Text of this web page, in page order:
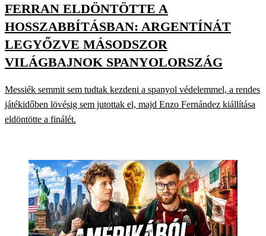
FERRAN ELDÖNTÖTTE A
HOSSZABBÍTÁSBAN: ARGENTÍNÁT
LEGYŐZVE MÁSODSZOR
VILÁGBAJNOK SPANYOLORSZÁG
Messiék semmit sem tudtak kezdeni a spanyol védelemmel, a rendes
játékidőben lövésig sem jutottak el, majd Enzo Fernández kiállítása
eldöntötte a finálét.